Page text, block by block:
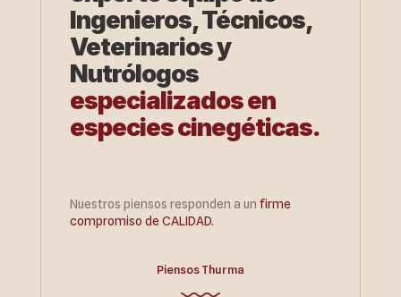
Ingenieros, Técnicos,
Veterinarios y
Nutrólogos
especializados en
especies cinegéticas.
Nuestros piensos responden a un firme
compromiso de CALIDAD.
Piensos Thurma